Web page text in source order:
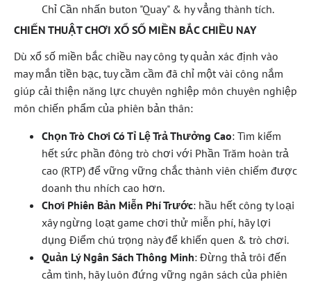
Chỉ Cần nhấn buton "Quay" & hy vẳng thành tích.
CHIẾN THUẬT CHƠI XỔ SỐ MIỀN BẮC CHIỀU NAY
Dù xổ số miền bắc chiều nay công ty quản xác định vào
may mắn tiền bạc, tuy cầm cầm đã chỉ một vài công nắm
giúp cải thiện năng lực chuyên nghiệp môn chuyên nghiệp
môn chiến phẩm của phiên bản thân:
Chọn Trò Chơi Có Tỉ Lệ Trả Thưởng Cao: Tìm kiếm
hết sức phần đông trò chơi với Phần Trăm hoàn trả
cao (RTP) để vững vững chắc thành viên chiếm được
doanh thu nhích cao hơn.
Chơi Phiên Bản Miễn Phí Trước: hầu hết công ty loại
xây ngừng loạt game chơi thử miễn phí, hãy lợi
dụng Điểm chú trọng này để khiến quen & trò chơi.
Quản Lý Ngân Sách Thông Minh: Đừng thả trôi đến
cảm tình, hãy luôn đứng vững ngân sách của phiên